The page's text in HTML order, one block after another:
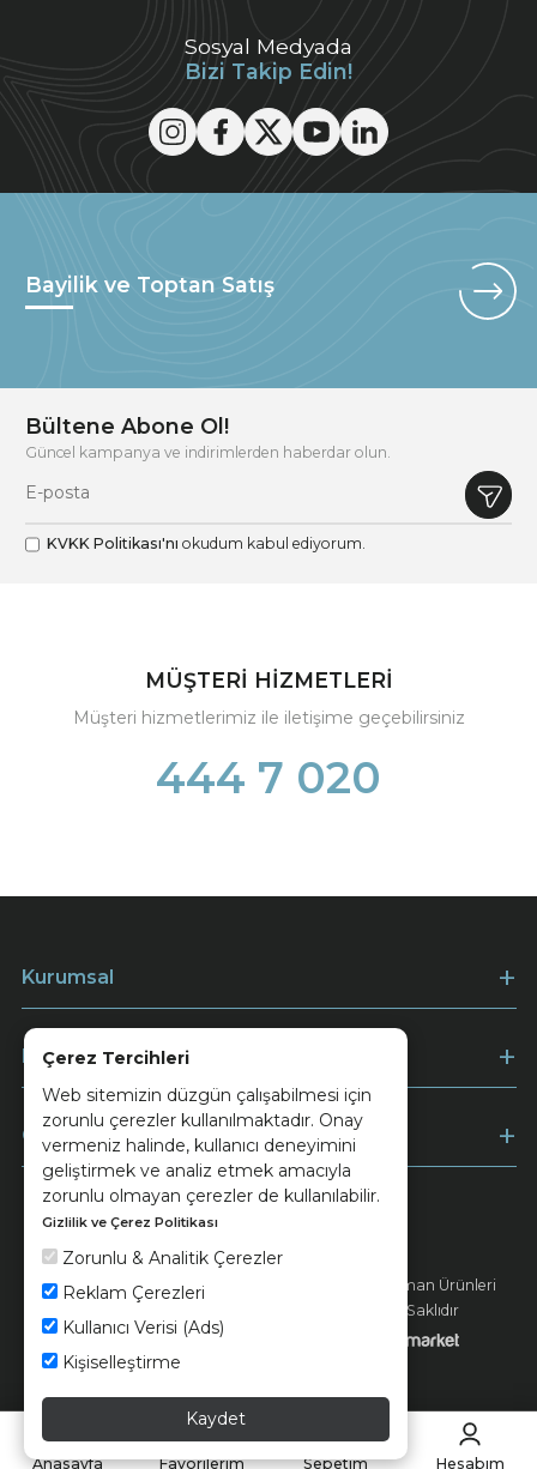
Çerez Tercihleri
Web sitemizin düzgün çalışabilmesi için
zorunlu çerezler kullanılmaktadır. Onay
vermeniz halinde, kullanıcı deneyimini
geliştirmek ve analiz etmek amacıyla
zorunlu olmayan çerezler de kullanılabilir.
Gizlilik ve Çerez Politikası
Zorunlu & Analitik Çerezler
Reklam Çerezleri
Kullanıcı Verisi (Ads)
Kişiselleştirme
Kaydet
Sosyal Medyada
Bizi Takip Edin!
Bayilik ve Toptan Satış
Bültene Abone Ol!
Güncel kampanya ve indirimlerden haberdar olun.
KVKK Politikası'nı okudum kabul ediyorum.
MÜŞTERİ HİZMETLERİ
Müşteri hizmetlerimiz ile iletişime geçebilirsiniz
444 7 020
Kurumsal
Müşteri Hizmetleri
Ödeme
© 2026 Ünsa Madencilik Turizm Enerji Seramik Orman Ürünleri
Elektrik Üretim San. ve Tic. A.Ş. - Tüm Hakları Saklıdır
Anasayfa Favorilerim Sepetim Hesabım